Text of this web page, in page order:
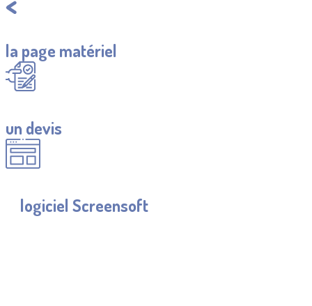
la page matériel
un devis
logiciel Screensoft